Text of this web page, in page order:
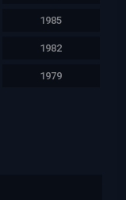
1985
1982
1979